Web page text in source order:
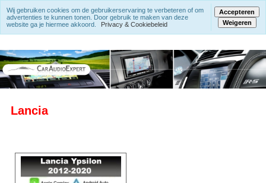
Lancia
Wij gebruiken cookies om de gebruikerservaring te verbeteren of om
advertenties te kunnen tonen. Door gebruik te maken van deze
website ga je hiermee akkoord.
Privacy & Cookiebeleid
Accepteren
Weigeren